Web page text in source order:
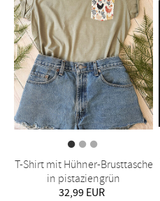
T-Shirt mit Hühner-Brusttasche
in pistaziengrün
32,99 EUR